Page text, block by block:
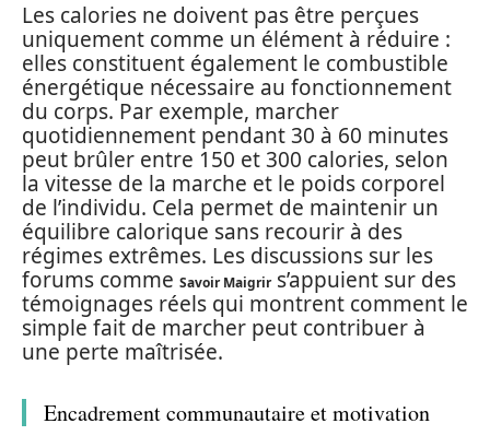
Les calories ne doivent pas être perçues
uniquement comme un élément à réduire :
elles constituent également le combustible
énergétique nécessaire au fonctionnement
du corps. Par exemple, marcher
quotidiennement pendant 30 à 60 minutes
peut brûler entre 150 et 300 calories, selon
la vitesse de la marche et le poids corporel
de l’individu. Cela permet de maintenir un
équilibre calorique sans recourir à des
régimes extrêmes. Les discussions sur les
forums comme Savoir Maigrirs’appuient sur des
témoignages réels qui montrent comment le
simple fait de marcher peut contribuer à
une perte maîtrisée.
Encadrement communautaire et motivation